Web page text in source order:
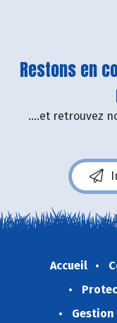
Restons en
....et retrouvez
Accueil
Gestion